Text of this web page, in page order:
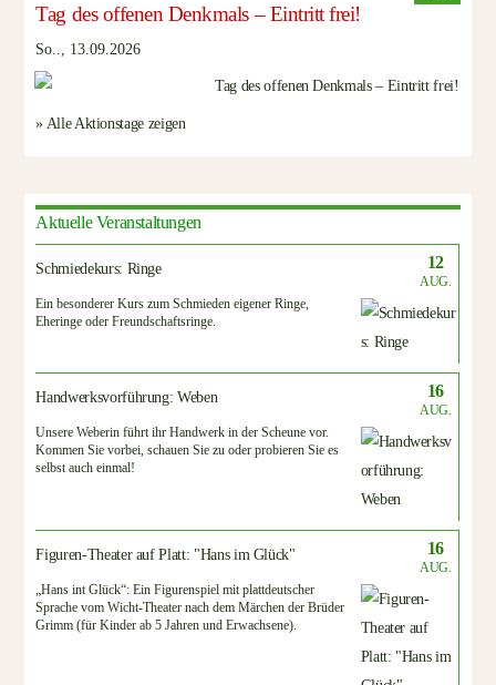
Tag des offenen Denkmals – Eintritt frei!
So.., 13.09.2026
» Alle Aktionstage zeigen
Aktuelle Veranstaltungen
Schmiedekurs: Ringe 12
AUG.
Ein besonderer Kurs zum Schmieden eigener Ringe,
Eheringe oder Freundschaftsringe.
Handwerksvorführung: Weben 16
AUG.
Unsere Weberin führt ihr Handwerk in der Scheune vor.
Kommen Sie vorbei, schauen Sie zu oder probieren Sie es
selbst auch einmal!
Figuren-Theater auf Platt: "Hans im Glück" 16
AUG.
„Hans int Glück“: Ein Figurenspiel mit plattdeutscher
Sprache vom Wicht-Theater nach dem Märchen der Brüder
Grimm (für Kinder ab 5 Jahren und Erwachsene).